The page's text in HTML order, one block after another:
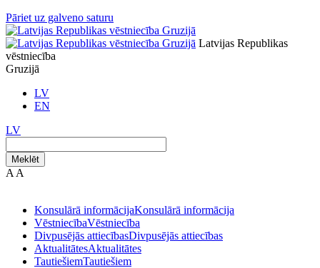
Pāriet uz galveno saturu
Latvijas Republikas
vēstniecība
Gruzijā
LV
EN
LV
Meklēt
A A
Konsulārā informācijaKonsulārā informācija
VēstniecībaVēstniecība
Divpusējās attiecībasDivpusējās attiecības
AktualitātesAktualitātes
TautiešiemTautiešiem